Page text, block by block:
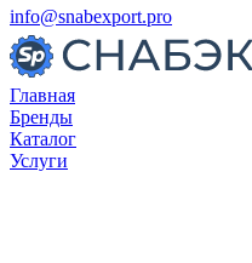
info@snabexport.pro
Главная
Бренды
Каталог
Услуги